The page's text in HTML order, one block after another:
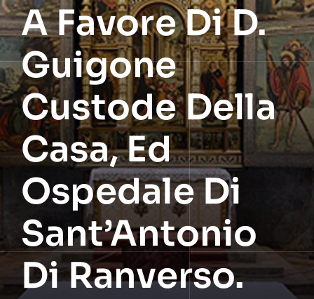
A Favore Di D.
Guigone
Custode Della
Casa, Ed
Ospedale Di
Sant’Antonio
Di Ranverso.